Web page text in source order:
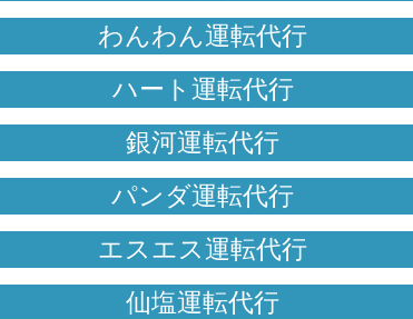
わんわん運転代行
ハート運転代行
銀河運転代行
パンダ運転代行
エスエス運転代行
仙塩運転代行